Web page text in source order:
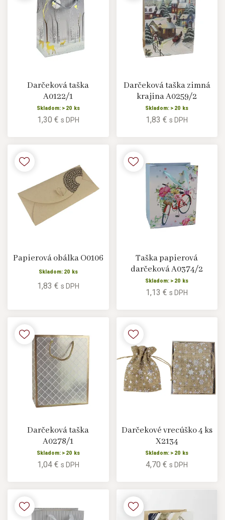
Darčeková taška
A0122/1
Skladom: > 20 ks
1,30 € s DPH
Darčeková taška zimná
krajina A0259/2
Skladom: > 20 ks
1,83 €s DPH
Papierová obálka O0106
Skladom: 20 ks
1,83 € s DPH
Taška papierová
darčeková A0374/2
Skladom: > 20 ks
1,13 €s DPH
Darčeková taška
A0278/1
Skladom: > 20 ks
1,04 € s DPH
Darčekové vrecúško 4 ks
X2134
Skladom: > 20 ks
4,70 €s DPH